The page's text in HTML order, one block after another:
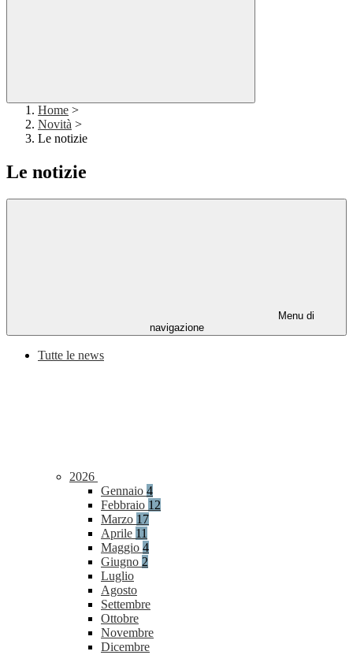
Home >
Novità >
Le notizie
Le notizie
Menu di
navigazione
Tutte le news
2026
Gennaio 4
Febbraio 12
Marzo 17
Aprile 11
Maggio 4
Giugno 2
Luglio
Agosto
Settembre
Ottobre
Novembre
Dicembre